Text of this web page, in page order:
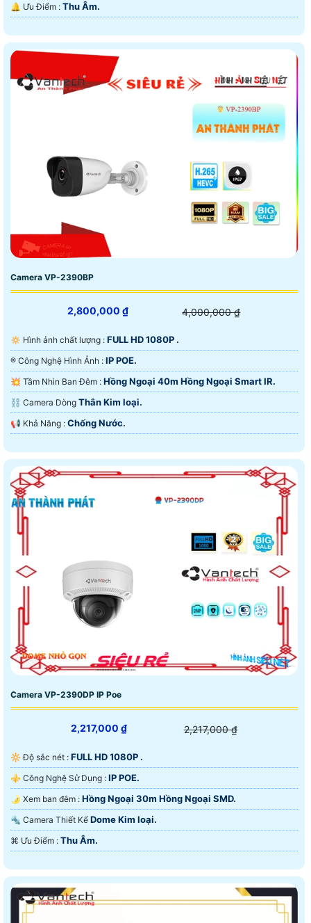
️🔔 Ưu Điểm : Thu Âm.
Camera VP-2390BP
2,800,000 ₫ 4,000,000 ₫
🔅 Hình ảnh chất lượng : FULL HD 1080P .
®️ Công Nghệ Hình Ảnh : IP POE.
💥 Tầm Nhìn Ban Đêm : Hồng Ngoại 40m Hồng Ngoại Smart IR.
⛓ Camera Dòng Thân Kim loại.
️📢 Khả Năng : Chống Nước.
Camera VP-2390DP IP Poe
2,217,000 ₫ 2,217,000 ₫
🔆 Độ sắc nét : FULL HD 1080P .
⚜️ Công Nghệ Sử Dụng : IP POE.
🌛 Xem ban đêm : Hồng Ngoại 30m Hồng Ngoại SMD.
🔩 Camera Thiết Kế Dome Kim loại.
️⌘ Ưu Điểm : Thu Âm.